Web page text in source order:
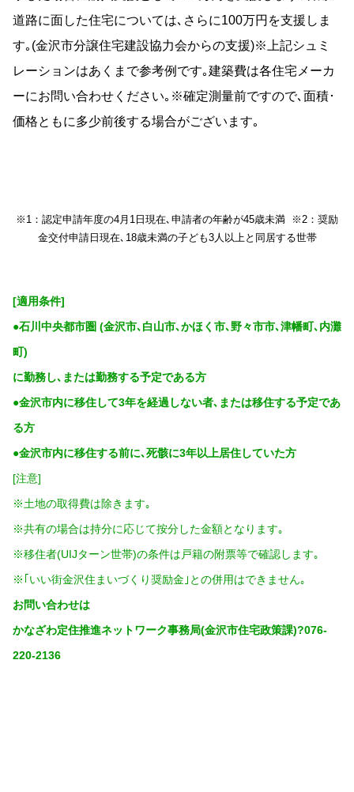
道路に面した住宅については､さらに100万円を支援しま
す｡(金沢市分譲住宅建設協力会からの支援)※上記シュミ
レーションはあくまで参考例です｡建築費は各住宅メーカ
ーにお問い合わせください｡※確定測量前ですので､面積･
価格ともに多少前後する場合がございます｡
※1：認定申請年度の4月1日現在､申請者の年齢が45歳未満 ※2：奨励
金交付申請日現在､18歳未満の子ども3人以上と同居する世帯
[適用条件]
●石川中央都市圏 (金沢市､白山市､かほく市､野々市市､津幡町､内灘
町)
に勤務し､または勤務する予定である方
●金沢市内に移住して3年を経過しない者､または移住する予定であ
る方
●金沢市内に移住する前に､死骸に3年以上居住していた方
[注意]
※土地の取得費は除きます｡
※共有の場合は持分に応じて按分した金額となります｡
※移住者(UIJターン世帯)の条件は戸籍の附票等で確認します｡
※｢いい街金沢住まいづくり奨励金｣との併用はできません｡
お問い合わせは
かなざわ定住推進ネットワーク事務局(金沢市住宅政策課)?076-
220-2136